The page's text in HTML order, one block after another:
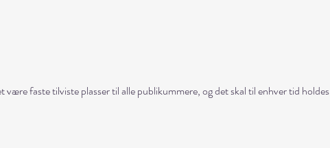
faste tilviste plasser til alle publikummere, og det skal til enhver tid holdes